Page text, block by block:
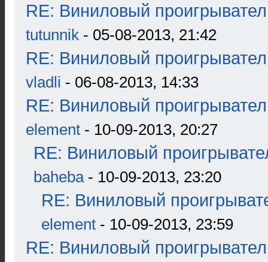
RE: Виниловый
tutunnik - 05-08-2013, 21:42
RE: Виниловый
vladli - 06-08-2013, 14:33
RE: Виниловый
element - 10-09-2013, 20:27
RE: Виниловый
baheba- 10-09-2013, 23:20
RE: Виниловый
element - 10-09-2013, 23:59
RE: Виниловый